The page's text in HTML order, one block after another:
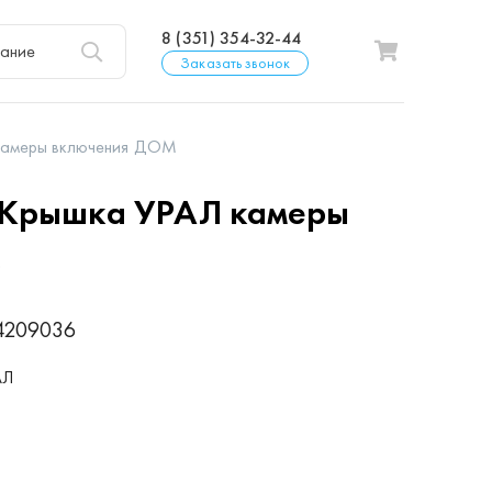
8 (351) 354-32-44
Заказать звонок
включения ДОМ
Крышка УРАЛ камеры